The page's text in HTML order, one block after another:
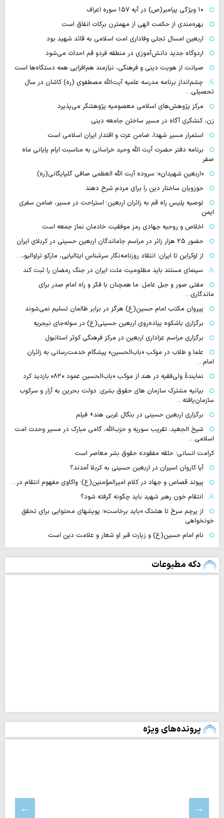
۱۰ ویژگی پیامبر(ص) در آیه ۱۵۷ سوره اعراف
بهره‌مندی از حکمت الهی از مهمترن برکات انفاق است
اربعین امسال تجلی وفاداری امت اسلامی به قائد شهید بود
اردوگاه جدید دانش‌آموزی در منطقه فردو قم احداث می‌شود
صیانت از هویت دینی و فرهنگی، نیازمند هم‌افزایی همه دستگاه‌ها است
چشم‌انداز برنامه مدرسه علمیه آیت‌الله مصطفوی (ره) کاشان در سال
تحصیلی…
مرکز پژوهش‌های اسلامی معصومیه پژوهشگر می‌پذیرد
زن، کنشگری آگاه در مسیر ساختن جامعه دینی
استمرار مسیر شهدا، ضامن عزت و اقتدار ایران اسلامی است
برنامه دفتر حضرت آیت الله وحید خراسانی به مناسبت ایام پایانی ماه
صفر
«اربعین شهیدان»؛ سروده آیت الله العظمی صافی گلپایگانی(ره)
حوزویان ساختار دین را برای مردم شرح دهند
توصیه پلیس راه قم به زائران اربعین؛ استراحت در مسیر، ضامن سفری
ایمن
اخلاص و روحیه جهادی رمز موفقیت خادمان نماز جمعه است
حضور ۲۵ هزار زائر در مراسم جاماندگان اربعین حسینی در کربلای ایران
از اوکراین تا ایران؛ انتقاد روزنامه‌نگار سرشناس ایتالیایی، مارکو تراوالیو،…
سینمای مستند باید مظلومیت ملت ایران در جنگ رمضان را ثبت کند
مفتی صور و جبل عامل: ما همچنان با فکر و راه امام صدر برای
ماندگاری…
پیروان مکتب امام حسین(ع) هرگز در برابر ظالمان تسلیم نمی‌شوند
برگزاری باشکوه پیاده‌روی اربعین حسینی(ع) در سوله‌جای نیجریه
برگزاری مراسم عزاداری اربعین در مرکز فرهنگی کوثر استانبول
علما و طلاب در موکب «باب‌الحسین» پیشگام خدمت‌رسانی به زائران
امام…
نمایندهٔ ولی‌فقیه در هند از موکب «باب‌الحسین عمود ۸۲۰» بازدید کرد
بیانیه مشترک سازمان های حقوق بشری: دولت بحرین به آزار و سرکوب
سازمان‌یافته…
برگزاری اربعین حسینی در بنگال غربی هند+ فیلم
شیخ الجعید: تقریب سوریه و حزب‌الله، گامی مبارک در مسیر وحدت امت
اسلامی…
کرامت انسانی؛ حلقه مفقوده حقوق بشر معاصر است
آیا کاروان اسیران در اربعین حسینی به کربلا آمدند؟
پیوند قصاص و جهاد در کلام امیرالمؤمنین(ع)؛ واکاوی مفهوم انتقام در…
انتقام خون رهبر شهید باید چگونه گرفته شود؟
از پرچم سرخ تا هشتگ «باید برخاست»؛ پویشهای محتوایی برای تحقق
خونخواهی
نام امام حسین(ع) و زیارت قبر او شعار و علامت دین است
دکه مطبوعات
پرونده‌های ویژه